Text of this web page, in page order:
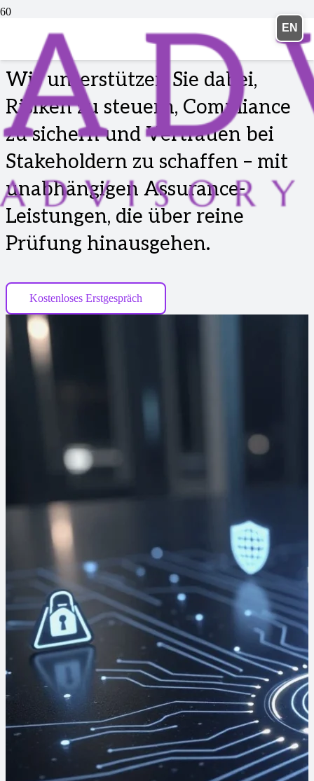
ASSURANCE
Wir unterstützen Sie dabei,
Risiken zu steuern, Compliance
zu sichern und Vertrauen bei
Stakeholdern zu schaffen – mit
unabhängigen Assurance-
Leistungen, die über reine
Prüfung hinausgehen.
Kostenloses Erstgespräch
EN